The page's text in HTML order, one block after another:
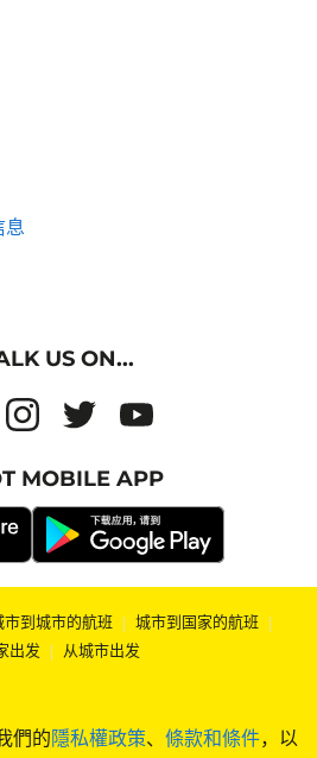
們的隱私權政策、 條款和條件，以
息
US ON...
MOBILE APP
市到城市的航班 | 城市到国家的航班 |
出发 | 从城市出发